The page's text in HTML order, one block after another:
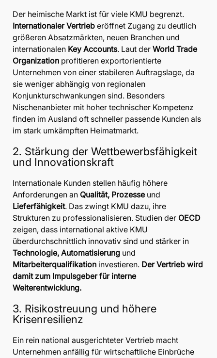
Der heimische Markt ist für viele KMU begrenzt.
Internationaler Vertrieb eröffnet Zugang zu deutlich
größeren Absatzmärkten, neuen Branchen und
internationalen Key Accounts. Laut der World Trade
Organization profitieren exportorientierte
Unternehmen von einer stabileren Auftragslage, da
sie weniger abhängig von regionalen
Konjunkturschwankungen sind. Besonders
Nischenanbieter mit hoher technischer Kompetenz
finden im Ausland oft schneller passende Kunden als
im stark umkämpften Heimatmarkt.
2. Stärkung der Wettbewerbsfähigkeit
und Innovationskraft
Internationale Kunden stellen häufig höhere
Anforderungen an Qualität, Prozesseund
Lieferfähigkeit. Das zwingt KMU dazu, ihre
Strukturen zu professionalisieren. Studien der OECD
zeigen, dass international aktive KMU
überdurchschnittlich innovativ sind und stärker in
Technologie, Automatisierung und
Mitarbeiterqualifikation investieren. Der Vertrieb wird
damit zum Impulsgeber für interne
Weiterentwicklung.
3. Risikostreuung und höhere
Krisenresilienz
Ein rein national ausgerichteter Vertrieb macht
Unternehmen anfällig für wirtschaftliche Einbrüche